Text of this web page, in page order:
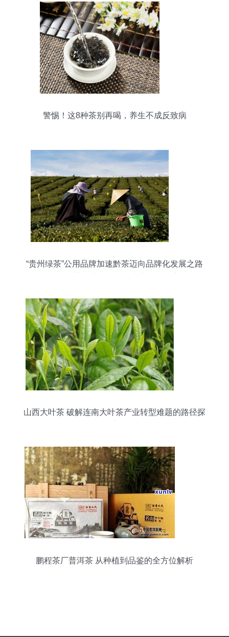
警惕！这8种茶别再喝，养生不成反致病
“贵州绿茶”公用品牌加速黔茶迈向品牌化发展之路
山西大叶茶 破解连南大叶茶产业转型难题的路径探
鹏程茶厂普洱茶 从种植到品鉴的全方位解析